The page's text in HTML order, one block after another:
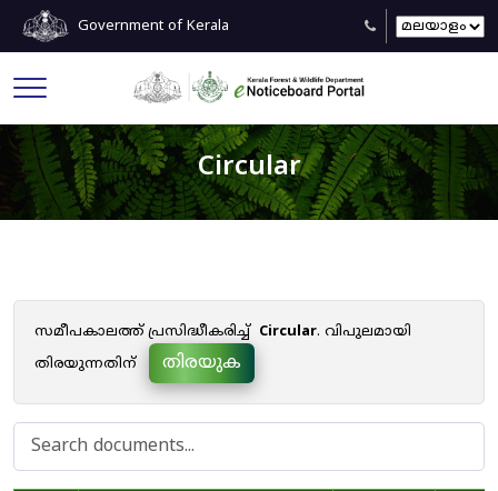
Government of Kerala
Circular
സമീപകാലത്ത് പ്രസിദ്ധീകരിച്ച് Circular. വിപുലമായി
തിരയുന്നതിന്
തിരയുക